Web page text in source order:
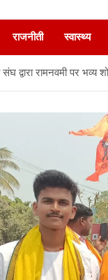
राजनीती स्वास्थ्य
द्वारा रामनवमी पर भव्य